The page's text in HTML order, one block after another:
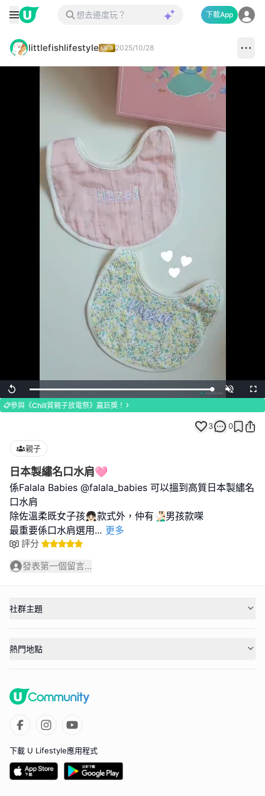
下載App
littlefishlifestyle 2025/10/28
Replay Loaded:
100.00%
Unmute
參與《Chill賞親子放電祭》贏巨獎！
3 0
親子
日本製繡名口水肩🩷
係Falala Babies @falala_babies 可以搵到高質日本製繡名
口水肩
除佐溫柔既女子孩👧🏻款式外，仲有🧏🏻‍♂️男孩款㗎
最重要係口水肩選用 ... 更多
評分
發表第一個留言...
社群主題
熱門地點
下載 U Lifestyle應用程式